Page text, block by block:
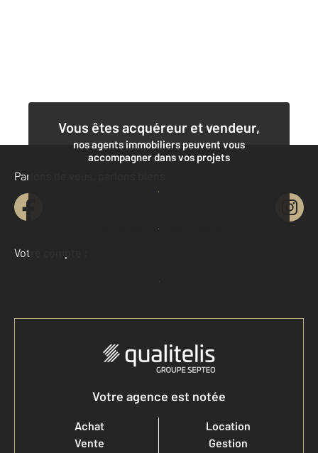
Vous êtes acquéreur et vendeur,
nos agents immobiliers peuvent vous
accompagner dans vos projets
Contacter l'agence
Demander une estimation
Parlons de vous, parlons biens
Votre compte :
Accéder à mon compte
Votre agence est notée
Achat
Vente
Location
Gestion